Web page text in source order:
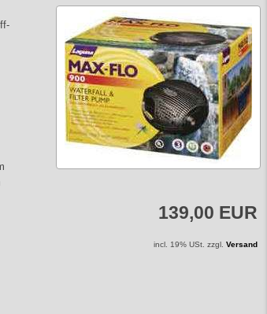
139,00 EUR
incl. 19% USt. zzgl.Versand